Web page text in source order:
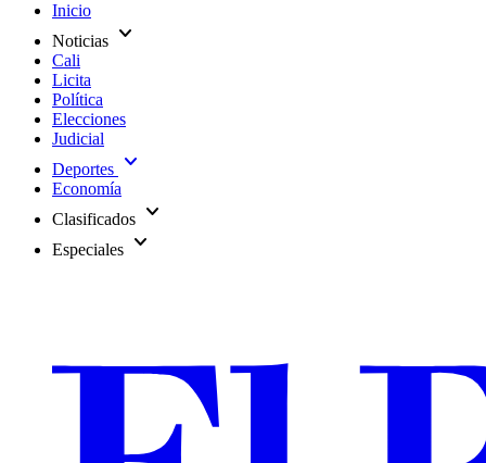
Inicio
Noticias expand_more
Cali
Licita
Política
Elecciones
Judicial
Deportes expand_more
Economía
Clasificados expand_more
Especiales expand_more